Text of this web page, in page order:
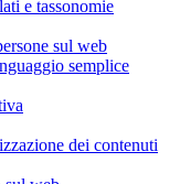
e tassonomie
sul web
semplice
dei contenuti